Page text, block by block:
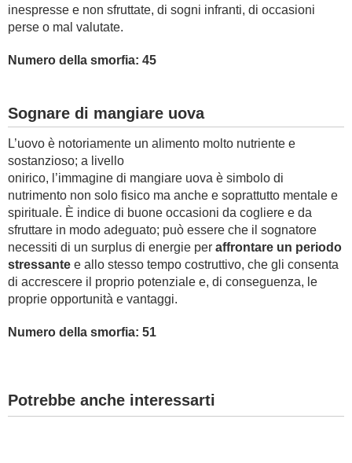
inespresse e non sfruttate, di sogni infranti, di occasioni
perse o mal valutate.
Numero della smorfia: 45
Sognare di mangiare uova
L’uovo è notoriamente un alimento molto nutriente e
sostanzioso; a livello
onirico, l’immagine di mangiare uova è simbolo di
nutrimento non solo fisico ma anche e soprattutto mentale e
spirituale. È indice di buone occasioni da cogliere e da
sfruttare in modo adeguato; può essere che il sognatore
necessiti di un surplus di energie per affrontare un periodo
stressante e allo stesso tempo costruttivo, che gli consenta
di accrescere il proprio potenziale e, di conseguenza, le
proprie opportunità e vantaggi.
Numero della smorfia: 51
Potrebbe anche interessarti